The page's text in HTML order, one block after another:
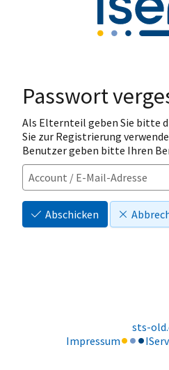
Passwort
Als Elternteil geben Sie bitte
Sie zur Registrierung
Benutzer geben bitte Ihren
Abschicken
sts-
Impressum